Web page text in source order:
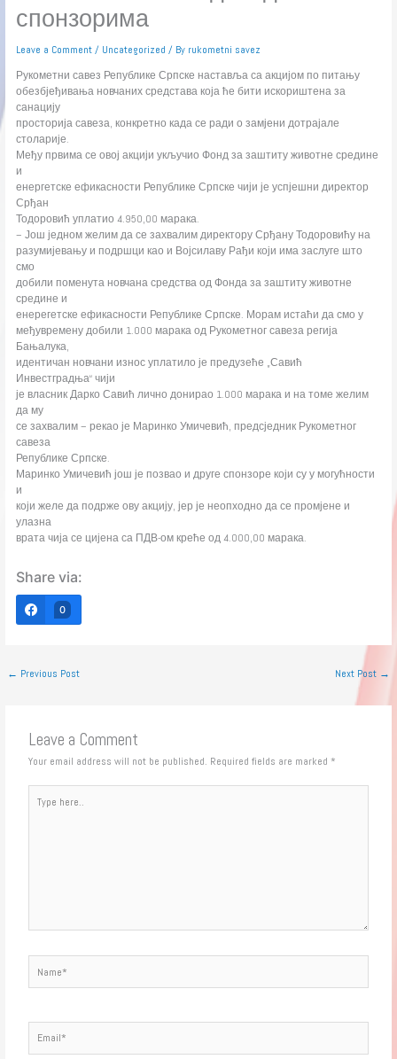
спонзорима
Leave a Comment / Uncategorized / By rukometni savez
Рукометни савез Републике Српске наставља са акцијом по питању
обезбјеђивања новчаних средстава која ће бити искориштена за
санацију
просторија савеза, конкретно када се ради о замјени дотрајале
столарије.
Међу првима се овој акцији укључио Фонд за заштиту животне средине
и
енергетске ефикасности Републике Српске чији је успјешни директор
Срђан
Тодоровић уплатио 4.950,00 марака.
– Још једном желим да се захвалим директору Срђану Тодоровићу на
разумијевању и подршци као и Војсилаву Рађи који има заслуге што
смо
добили поменута новчана средства од Фонда за заштиту животне
средине и
енерегетске ефикасности Републике Српске. Морам истаћи да смо у
међувремену добили 1.000 марака од Рукометног савеза регија
Бањалука,
идентичан новчани износ уплатило је предузеће „Савић
Инвестградња“ чији
је власник Дарко Савић лично донирао 1.000 марака и на томе желим
да му
се захвалим – рекао је Маринко Умичевић, предсједник Рукометног
савеза
Републике Српске.
Маринко Умичевић још је позвао и друге спонзоре који су у могућности
и
који желе да подрже ову акцију, јер је неопходно да се промјене и
улазна
врата чија се цијена са ПДВ-ом креће од 4.000,00 марака.
Share via:
0
← Previous Post Next Post →
Leave a Comment
Your email address will not be published. Required fields are marked *
here..